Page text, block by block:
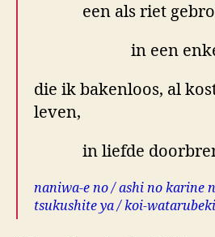
een als riet
in een enkele
die ik bakenloos, al
leven,
in liefde
naniwa-e no / ashi no karine
tsukushite ya / koi-watarubeki